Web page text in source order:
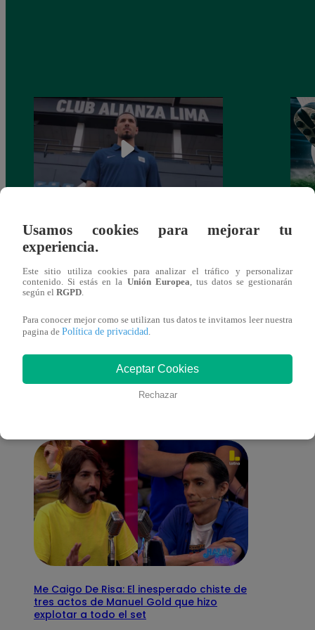
Alianza Lima: así anunció a Sergio Peña
como nuevo fichaje para el Torneo
También te puede
interesar
Me Caigo De Risa: El inesperado chiste de
tres actos de Manuel Gold que hizo
explotar a todo el set
Usamos cookies para mejorar tu
experiencia.
Este sitio utiliza cookies para analizar el tráfico y personalizar
contenido. Si estás en la Unión Europea, tus datos se gestionarán
según el RGPD.
Para conocer mejor como se utilizan tus datos te invitamos leer nuestra
pagina de Política de privacidad.
Aceptar Cookies
Rechazar